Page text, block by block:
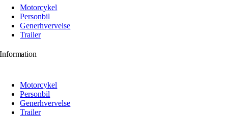
Motorcykel
Personbil
Generhvervelse
Trailer
Information
Motorcykel
Personbil
Generhvervelse
Trailer